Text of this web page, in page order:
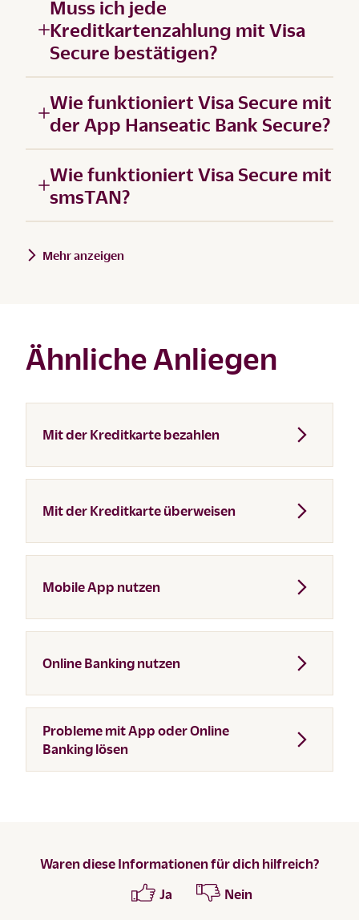
Muss ich jede
Kreditkartenzahlung mit Visa
Secure bestätigen?
Wie funktioniert Visa Secure mit
der App Hanseatic Bank Secure?
Wie funktioniert Visa Secure mit
smsTAN?
Mehr anzeigen
Ähnliche Anliegen
Mit der Kreditkarte bezahlen
Mit der Kreditkarte überweisen
Mobile App nutzen
Online Banking nutzen
Probleme mit App oder Online
Banking lösen
Waren diese Informationen für dich hilfreich?
Ja
Nein